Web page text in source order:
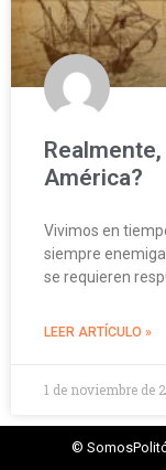
América?
Vivimos en
siempre
se requieren
LEER ARTÍCULO »
1 de noviembre de
©